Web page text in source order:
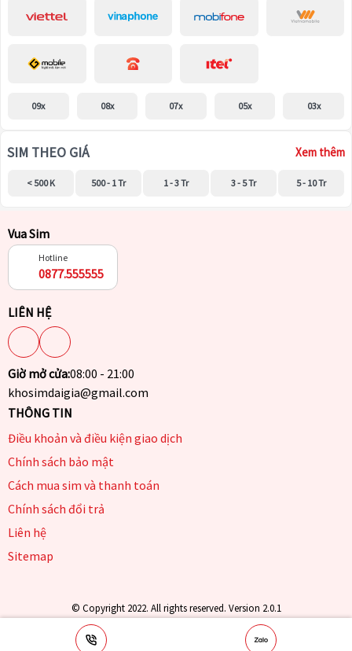
09x 08x 07x 05x 03x
SIM THEO GIÁ Xem thêm
< 500 K 500 - 1 Tr 1 - 3 Tr 3 - 5 Tr 5 - 10 Tr
Vua Sim
Hotline
0877.555555
LIÊN HỆ
Giờ mở cửa:08:00 - 21:00
khosimdaigia@gmail.com
THÔNG TIN
Điều khoản và điều kiện giao dịch
Chính sách bảo mật
Cách mua sim và thanh toán
Chính sách đổi trả
Liên hệ
Sitemap
© Copyright 2022. All rights reserved. Version 2.0.1